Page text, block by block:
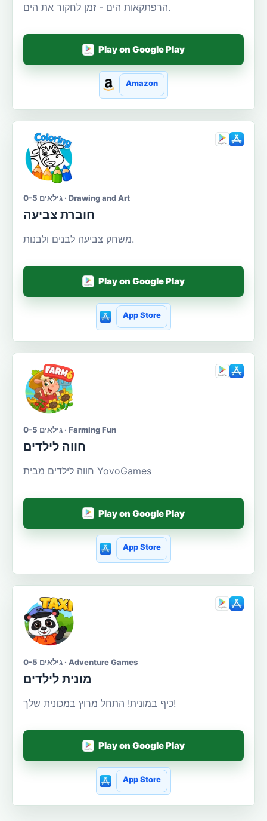
הרפתקאות הים - זמן לחקור את הים.
Play on Google Play
Amazon
גילאים 0-5 · Drawing and Art
חוברת צביעה
משחק צביעה לבנים ולבנות.
Play on Google Play
App Store
גילאים 0-5 · Farming Fun
חווה לילדים
חווה לילדים מבית YovoGames
Play on Google Play
App Store
גילאים 0-5 · Adventure Games
מונית לילדים
כיף במונית! התחל מרוץ במכונית שלך!
Play on Google Play
App Store